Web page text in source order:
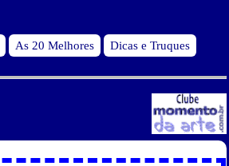
As 20 Melhores Dicas e Truques